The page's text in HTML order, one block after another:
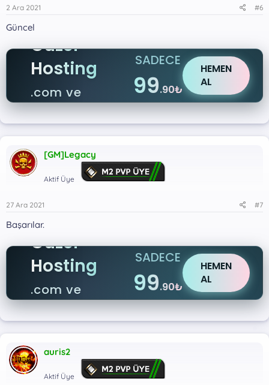
2 Ara 2021 #6
Güncel
Güzel
Hosting
.com ve
.net
SADECE
99.90₺
HEMEN
AL
[GM]Legacy
Aktif Üye
27 Ara 2021 #7
Başarılar.
Güzel
Hosting
.com ve
.net
SADECE
99.90₺
HEMEN
AL
auris2
Aktif Üye